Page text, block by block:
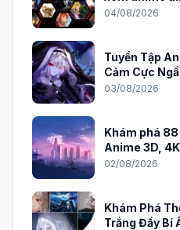
04/08/2026
Tuyển Tập
Cảm Cực
03/08/2026
Khám phá
Anime 3D,
02/08/2026
Khám Phá
Trắng Đầy Bí